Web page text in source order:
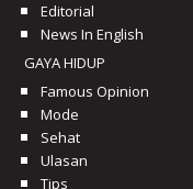
Editorial
News In English
GAYA HIDUP
Famous Opinion
Mode
Sehat
Ulasan
Tips